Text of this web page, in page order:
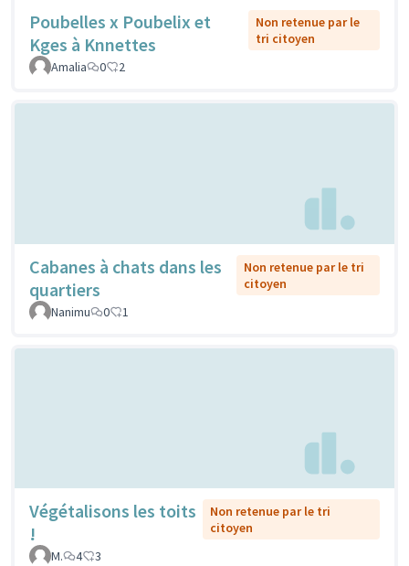
Poubelles x Poubelix et
Kges à Knnettes
Non retenue par le
tri citoyen
Amalia
0 2
Cabanes à chats dans les
quartiers
Non retenue par le tri
citoyen
Nanimu
0 1
Végétalisons les toits
!
Non retenue par le tri
citoyen
M.
4 3